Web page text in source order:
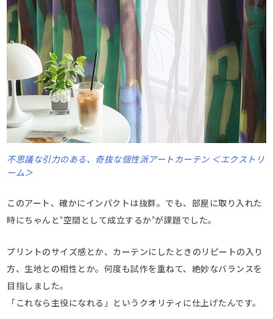
不思議な引力のある、奇抜な個性派アートカーテン ＜エクストリ
ーム＞
このアート、確かにインパクトは抜群。でも、部屋に取り入れた
時にちゃんと“空間として成立するか”が課題でした。
プリントのサイズ感とか、カーテンにしたときのリピートの入り
方、生地との相性とか。何度も試作を重ねて、絶妙なバランスを
目指しました。
「これなら主役になれる」というクオリティに仕上げたんです。